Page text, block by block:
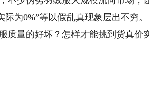
际为0%”等以假乱真现象层出不穷。
量的好坏？怎样才能挑到货真价